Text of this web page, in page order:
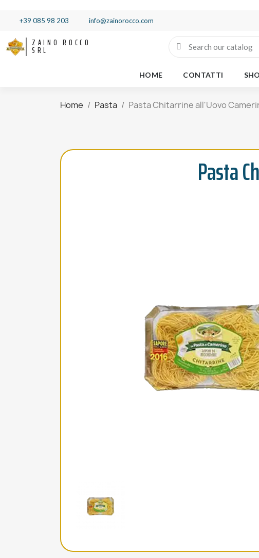
+39 085 98 203 info@zainorocco.com
ZAINO ROCCO
SRL
HOME CONTATTI
Home Pasta Pasta Chitarrine all'Uovo
Pasta